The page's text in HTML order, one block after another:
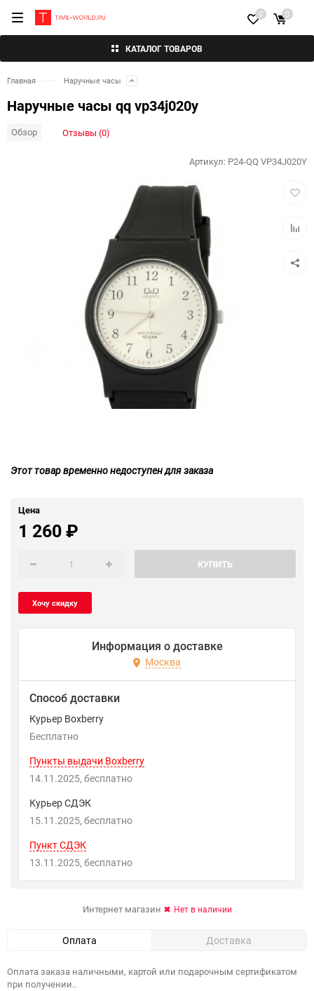
КАТАЛОГ ТОВАРОВ
0 0
Главная Наручные часы
Наручные часы qq vp34j020y
Обзор Отзывы (0)
Артикул: P24-QQ VP34J020Y
Этот товар временно недоступен для заказа
Цена
1 260₽
КУПИТЬ
Информация о доставке
Москва
Способ доставки
Курьер Boxberry
Бесплатно
Пункты выдачи Boxberry
14.11.2025
Бесплатно
Курьер СДЭК
15.11.2025
Бесплатно
Пункт СДЭК
13.11.2025
Бесплатно
Интернет магазин Нет в наличии
Оплата Доставка
Оплата заказа наличными, картой или подарочным сертификатом
при получении..